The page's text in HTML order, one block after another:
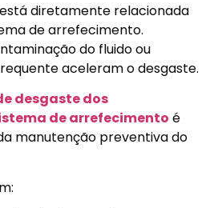
diretamente relacionada
de arrefecimento.
do fluido ou
aceleram o desgaste.
desgaste dos
de arrefecimento é
manutenção preventiva do